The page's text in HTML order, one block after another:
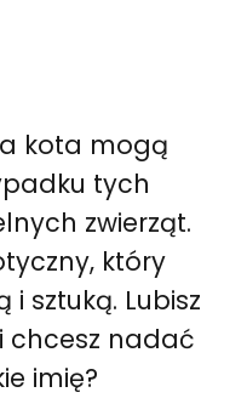
kota mogą
tych
zwierząt.
który
i sztuką. Lubisz
chcesz nadać
imię?